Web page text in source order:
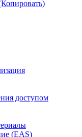
доступом
(EAS)